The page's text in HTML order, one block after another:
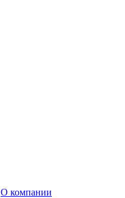
О компании